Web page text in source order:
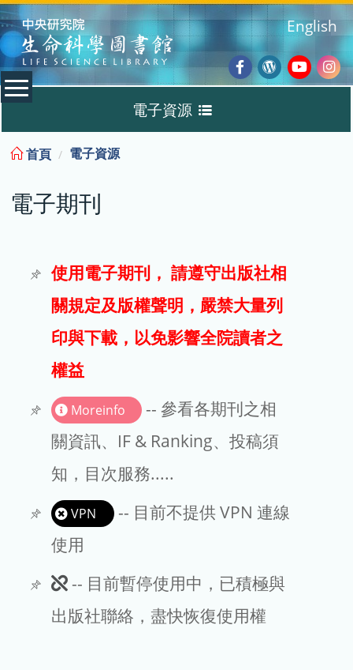
:::
Facebook
Wordpress
English
電子資源
電子期刊
試用
文章處理費
EndNote
首頁 電子資源
電子期刊
使用電子期刊， 請遵守出版社相
關規定及版權聲明，嚴禁大量列
印與下載，以免影響全院讀者之
權益
Moreinfo
-- 參看各期刊之相
關資訊、IF & Ranking、投稿須
知，目次服務.....
VPN
-- 目前不提供 VPN 連線
使用
此
期
-- 目前暫停使用中，已積極與
出版社聯絡，盡快恢復使用權